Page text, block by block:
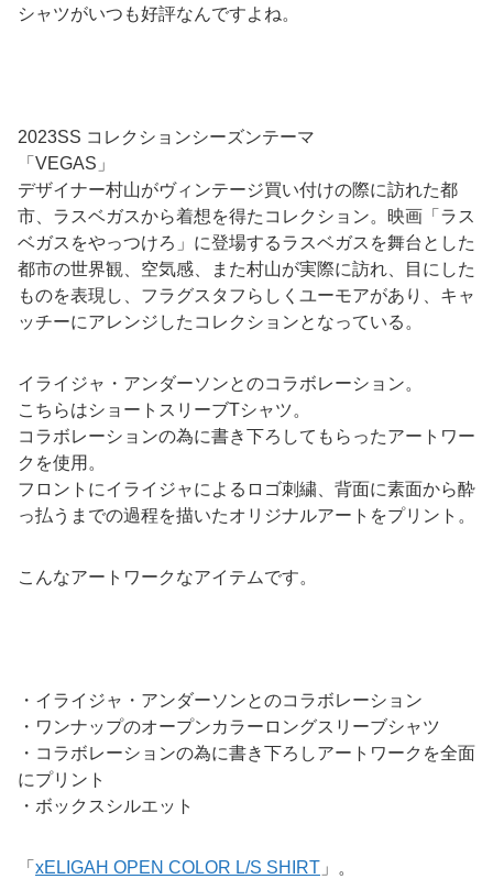
シャツがいつも好評なんですよね。
2023SS コレクションシーズンテーマ
「VEGAS」
デザイナー村山がヴィンテージ買い付けの際に訪れた都
市、ラスベガスから着想を得たコレクション。映画「ラス
ベガスをやっつけろ」に登場するラスベガスを舞台とした
都市の世界観、空気感、また村山が実際に訪れ、目にした
ものを表現し、フラグスタフらしくユーモアがあり、キャ
ッチーにアレンジしたコレクションとなっている。
イライジャ・アンダーソンとのコラボレーション。
こちらはショートスリーブTシャツ。
コラボレーションの為に書き下ろしてもらったアートワー
クを使用。
フロントにイライジャによるロゴ刺繍、背面に素面から酔
っ払うまでの過程を描いたオリジナルアートをプリント。
こんなアートワークなアイテムです。
・イライジャ・アンダーソンとのコラボレーション
・ワンナップのオープンカラーロングスリーブシャツ
・コラボレーションの為に書き下ろしアートワークを全面
にプリント
・ボックスシルエット
「 xELIGAH OPEN COLOR L/S SHIRT 」。